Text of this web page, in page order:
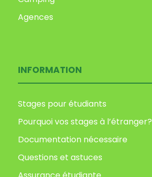
Agences
INFORMATION
Stages pour étudiants
Pourquoi vos stages à l’étranger?
Documentation nécessaire
Questions et astuces